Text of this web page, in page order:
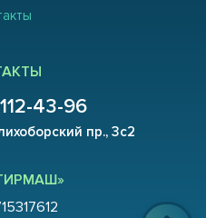
43-96
пр., 3с2